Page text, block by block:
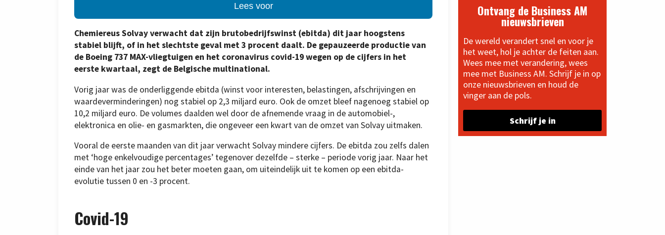
Lees voor
Chemiereus Solvay verwacht dat zijn brutobedrijfswinst (ebitda) dit jaar hoogstens
stabiel blijft, of in het slechtste geval met 3 procent daalt. De gepauzeerde productie van
de Boeing 737 MAX-vliegtuigen en het coronavirus covid-19 wegen op de cijfers in het
eerste kwartaal, zegt de Belgische multinational.
Vorig jaar was de onderliggende ebitda (winst voor interesten, belastingen, afschrijvingen en
waardeverminderingen) nog stabiel op 2,3 miljard euro. Ook de omzet bleef nagenoeg stabiel op
10,2 miljard euro. De volumes daalden wel door de afnemende vraag in de automobiel-,
elektronica en olie- en gasmarkten, die ongeveer een kwart van de omzet van Solvay uitmaken.
Vooral de eerste maanden van dit jaar verwacht Solvay mindere cijfers. De ebitda zou zelfs dalen
met ‘hoge enkelvoudige percentages’ tegenover dezelfde – sterke – periode vorig jaar. Naar het
einde van het jaar zou het beter moeten gaan, om uiteindelijk uit te komen op een ebitda-
evolutie tussen 0 en -3 procent.
Covid-19
Ontvang de Business AM
nieuwsbrieven
De wereld verandert snel en voor je
het weet, hol je achter de feiten aan.
Wees mee met verandering, wees
mee met Business AM. Schrijf je in op
onze nieuwsbrieven en houd de
vinger aan de pols.
Schrijf je in